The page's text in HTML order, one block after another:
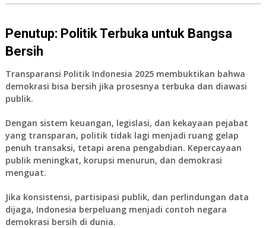
Penutup: Politik Terbuka untuk Bangsa
Bersih
Transparansi Politik Indonesia 2025 membuktikan bahwa
demokrasi bisa bersih jika prosesnya terbuka dan diawasi
publik.
Dengan sistem keuangan, legislasi, dan kekayaan pejabat
yang transparan, politik tidak lagi menjadi ruang gelap
penuh transaksi, tetapi arena pengabdian. Kepercayaan
publik meningkat, korupsi menurun, dan demokrasi
menguat.
Jika konsistensi, partisipasi publik, dan perlindungan data
dijaga, Indonesia berpeluang menjadi contoh negara
demokrasi bersih di dunia.